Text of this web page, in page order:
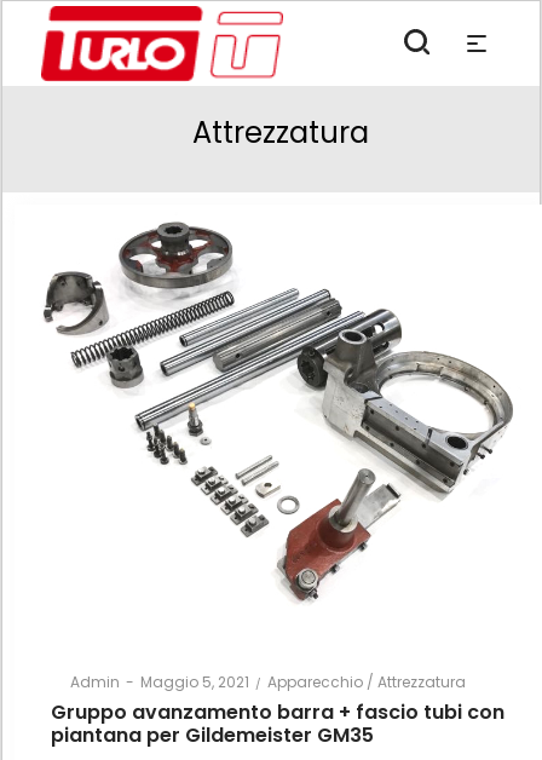
Attrezzatura
ByAdmin
Posted
on
Maggio 5, 2021
Posted
in
Apparecchio / Attrezzatura
Gruppo avanzamento barra + fascio tubi con
piantana per Gildemeister GM35